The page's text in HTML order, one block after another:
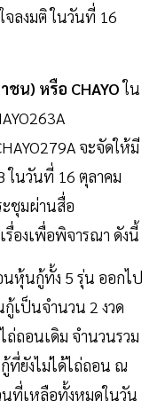
ลงมติ ในวันที่ 16
ชน) หรือ CHAYOใน
จะจัดให้มี
ในวันที่ 16 ตุลาคม
ะชุมผ่านสื่อ
รื่องเพื่อพิจารณา ดังนี้
นหุ้นกู้ทั้ง 5 รุ่น ออกไป
เป็นจำนวน 2 งวด
ถ่ถอนเดิม จำนวนรวม
ที่ยังไม่ได้ไถ่ถอน ณ
ที่เหลือทั้งหมดในวัน